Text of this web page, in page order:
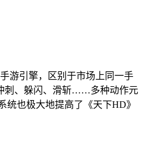
游引擎，区别于市场上同一手
刺、躲闪、滑斩……多种动作元
也极大地提高了《天下HD》